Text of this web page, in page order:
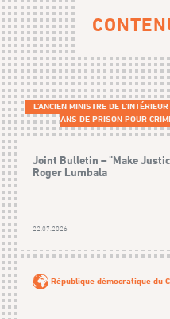
L'ANCIEN MINISTRE DE
ANS DE PRISON POUR
Joint Bulletin – "Make
Roger Lumbala
22.07.2026
République démocratique du